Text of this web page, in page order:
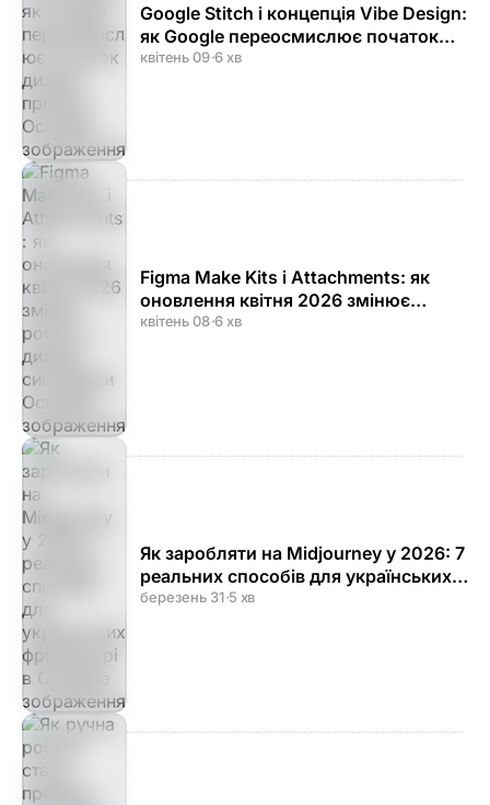
Google Stitch і концепція Vibe Design:
як Google переосмислює початок
дизайн-процесу
квітень 09·6 хв
Figma Make Kits і Attachments: як
оновлення квітня 2026 змінює
роботу з дизайн-системами
квітень 08·6 хв
Як заробляти на Midjourney у 2026: 7
реальних способів для українських
фрилансерів
березень 31·5 хв